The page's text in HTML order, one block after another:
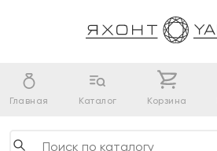
Главная Каталог Корзина